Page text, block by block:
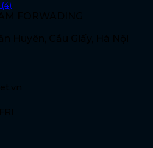
(4)